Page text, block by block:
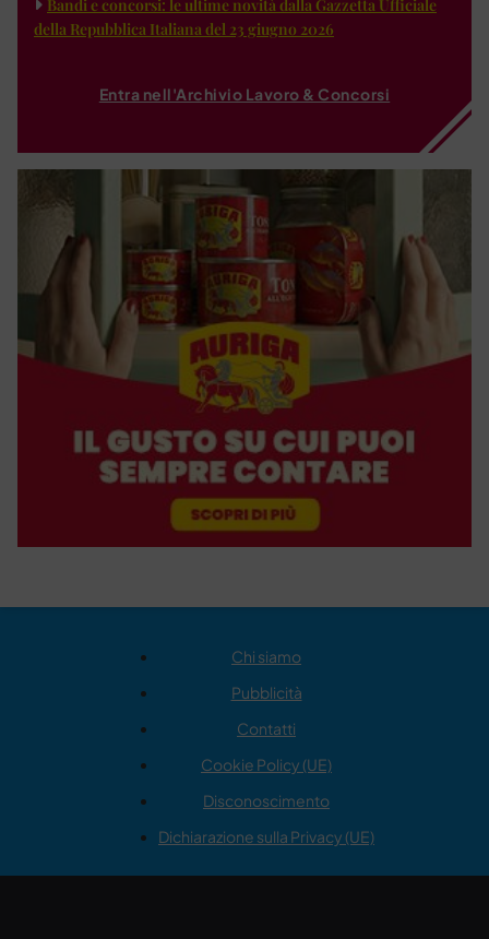
Bandi e concorsi: le ultime novità dalla Gazzetta Ufficiale
della Repubblica Italiana del 23 giugno 2026
Entra nell'Archivio Lavoro & Concorsi
Chi siamo
Pubblicità
Contatti
Cookie Policy (UE)
Disconoscimento
Dichiarazione sulla Privacy (UE)